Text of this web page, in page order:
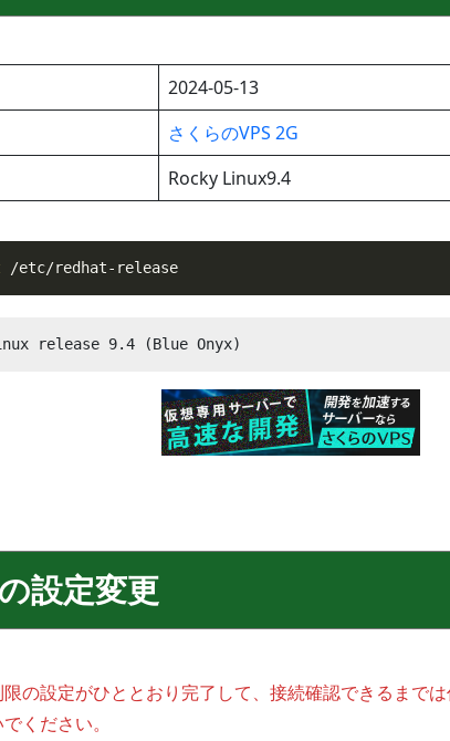
2024-05-13
さくらのVPS 2G
Rocky Linux9.4
/etc/redhat-release
release 9.4 (Blue Onyx)
設定変更
限の設定がひととおり完了して、接続確認できるまで
ください。